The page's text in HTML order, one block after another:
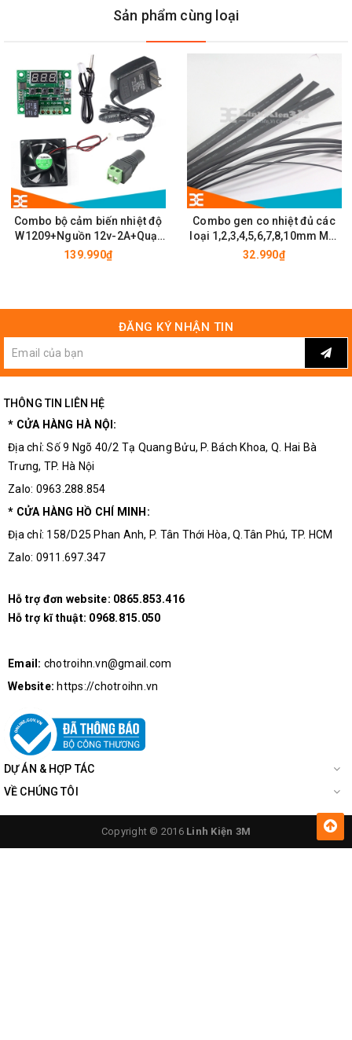
Dây Đai Máy Mài MB775 được sử dụng cho máy mài Mini
MB 775
Sản phẩm cùng loại
Combo bộ cảm biến nhiệt độ
W1209+Nguồn 12v-2A+Quạt
12v-8x8x2,5Cm+Jack Nối
139.990₫
Combo gen co nhiệt đủ các
loại 1,2,3,4,5,6,7,8,10mm Mỗi
loại 1m
32.990₫
ĐĂNG KÝ NHẬN TIN
THÔNG TIN LIÊN HỆ
* CỬA HÀNG HÀ NỘI:
Địa chỉ: Số 9 Ngõ 40/2 Tạ Quang Bửu, P. Bách Khoa, Q. Hai Bà
Trưng, TP. Hà Nội
Zalo: 0963.288.854
* CỬA HÀNG HỒ CHÍ MINH:
Địa chỉ: 158/D25 Phan Anh, P. Tân Thới Hòa, Q.Tân Phú, TP. HCM
Zalo: 0911.697.347
Hỗ trợ đơn website: 0865.853.416
Hỗ trợ kĩ thuật: 0968.815.050
Email: chotroihn.vn@gmail.com
Website: https://chotroihn.vn
DỰ ÁN & HỢP TÁC
VỀ CHÚNG TÔI
Copyright © 2016 Linh Kiện 3M